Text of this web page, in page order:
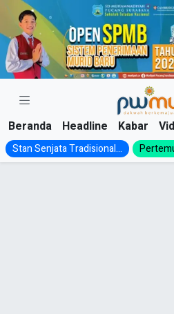
Skip
content
Beranda Headline Kabar
Stan Senjata Tradisional...